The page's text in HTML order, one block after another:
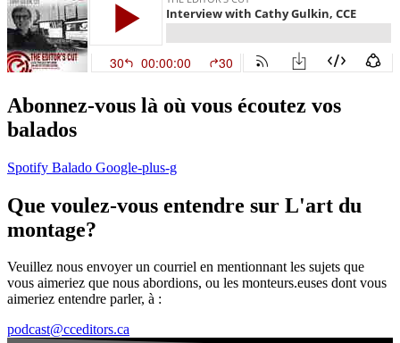
Abonnez-vous là où vous écoutez vos
balados
Spotify Balado Google-plus-g
Que voulez-vous entendre sur L'art du
montage?
Veuillez nous envoyer un courriel en mentionnant les sujets que
vous aimeriez que nous abordions, ou les monteurs.euses dont vous
aimeriez entendre parler, à :
podcast@cceditors.ca